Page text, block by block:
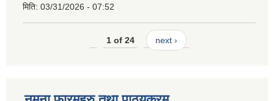
मिति: 03/31/2026 - 07:52
1 of 24 next ›